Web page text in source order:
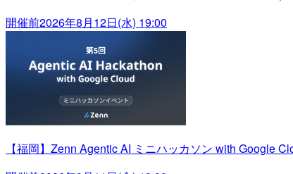
開催前2026年8月12日(水) 19:00
【福岡】Zenn Agentic AI ミニハッカソン with Google